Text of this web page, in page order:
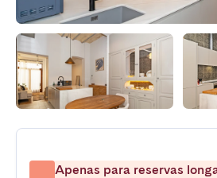
Apenas para reservas